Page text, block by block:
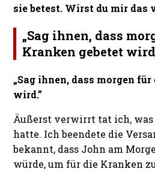
sie betest. Wirst du mir das
„Sag ihnen, dass
Kranken gebetet
„Sag ihnen, dass morgen
wird.”
Äußerst verwirrt tat ich,
hatte. Ich beendete die
bekannt, dass John am
würde, um für die Kranken